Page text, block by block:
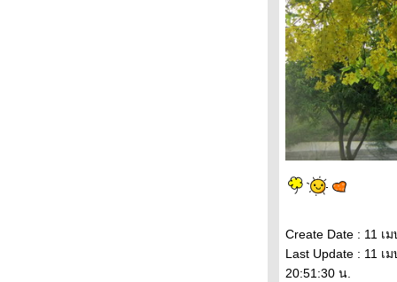
Create Date : 11 เ
Last Update : 11 เ
20:51:30 น.